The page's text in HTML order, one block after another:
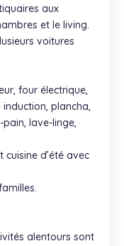
aux
et le living.
voitures
four électrique,
plancha,
lave-linge,
cuisine d’été avec
alentours sont